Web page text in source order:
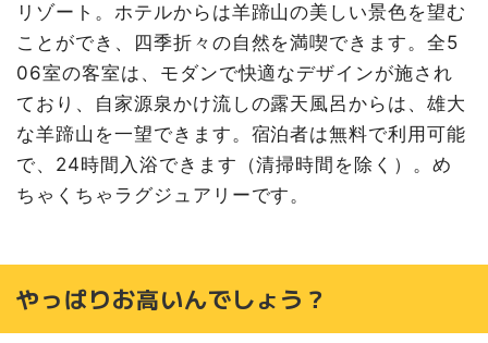
リゾート。ホテルからは羊蹄山の美しい景色を望む
ことができ、四季折々の自然を満喫できます。全5
06室の客室は、モダンで快適なデザインが施され
ており、自家源泉かけ流しの露天風呂からは、雄大
な羊蹄山を一望できます。宿泊者は無料で利用可能
で、24時間入浴できます（清掃時間を除く）。め
ちゃくちゃラグジュアリーです。
やっぱりお高いんでしょう？